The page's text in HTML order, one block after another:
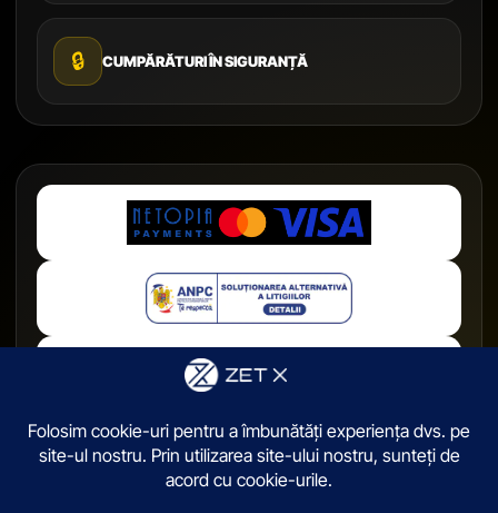
🔒 CUMPĂRĂTURI ÎN SIGURANȚĂ